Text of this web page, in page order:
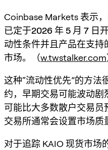
Coinbase Markets 表示，
已定于2026 年 5 月 7 日
动性条件并且产品在支持
市场。（w.twstalker.com
这种“流动性优先”的方法
约，早期交易可能波动
可能比大多数散户交易
交易所通常会设置市场质
对于追踪 KAIO 现货市场